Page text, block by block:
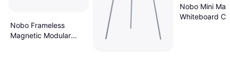
Nobo Frameless
Magnetic Modular
Nobo Mini
Whiteboard